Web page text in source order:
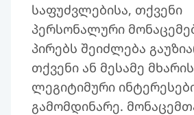
საფუძვლებისა, თქვენი
პერსონალური
პირებს შეიძლება
თქვენი ან მესამე მხარის
ლეგიტიმური
გამომდინარე.